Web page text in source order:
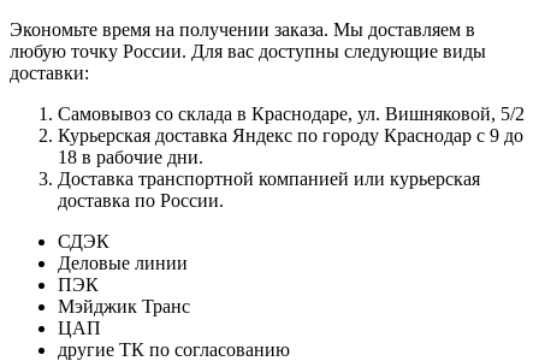
Экономьте время на получении заказа. Мы доставляем в
любую точку России. Для вас доступны следующие виды
доставки:
Самовывоз со склада в Краснодаре, ул. Вишняковой, 5/2
Курьерская доставка Яндекс по городу Краснодар с 9 до
18 в рабочие дни.
Доставка транспортной компанией или курьерская
доставка по России.
СДЭК
Деловые линии
ПЭК
Мэйджик Транс
ЦАП
другие ТК по согласованию